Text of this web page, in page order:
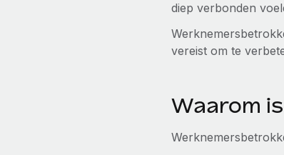
diep verbonden
vereist om te
Waarom